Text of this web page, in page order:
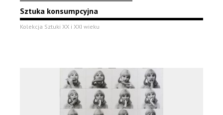
Sztuka konsumpcyjna
Kolekcja Sztuki XX i XXI wieku